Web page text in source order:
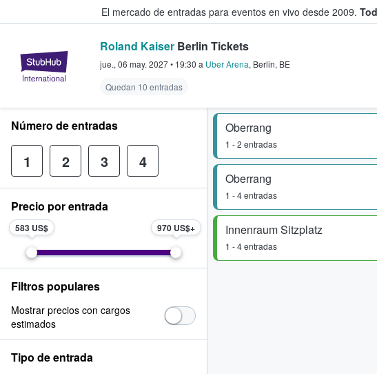
El mercado de entradas para eventos en vivo desde 2009.
StubHub: compra y venta de entradas
Roland Kaiser Berlin Tickets
jue., 06 may. 2027• 19:30 a Uber Arena, Berlin, BE
Quedan 10 entradas
Oberrang
1 - 2 entradas
Oberrang
1 - 4 entradas
Innenraum Sitzplatz
1 - 4 entradas
Número de entradas
1 2 3 4
Precio por entrada
583 US$ 970 US$
Filtros populares
Mostrar precios con cargos
estimados
Tipo de entrada